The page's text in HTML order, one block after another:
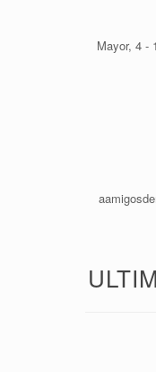
Mayor, 4 -